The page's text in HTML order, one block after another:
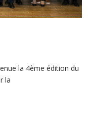
la 4ème édition du
la